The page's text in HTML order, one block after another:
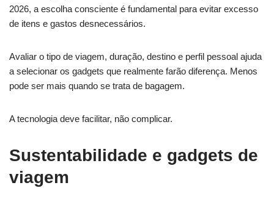
2026, a escolha consciente é fundamental para evitar excesso
de itens e gastos desnecessários.
Avaliar o tipo de viagem, duração, destino e perfil pessoal ajuda
a selecionar os gadgets que realmente farão diferença. Menos
pode ser mais quando se trata de bagagem.
A tecnologia deve facilitar, não complicar.
Sustentabilidade e gadgets de
viagem